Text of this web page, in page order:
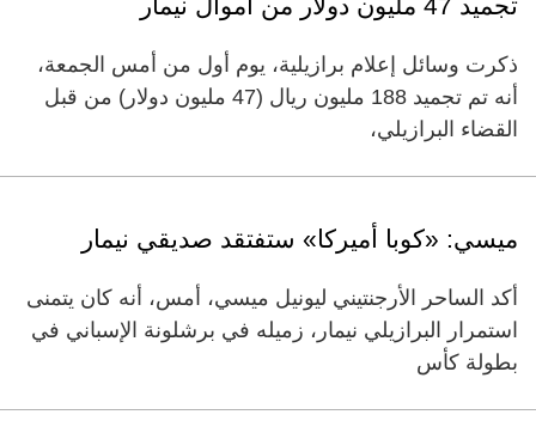
تجميد 47 مليون دولار من أموال نيمار
ذكرت وسائل إعلام برازيلية، يوم أول من أمس الجمعة،
أنه تم تجميد 188 مليون ريال (47 مليون دولار) من قبل
القضاء البرازيلي،
ميسي: «كوبا أميركا» ستفتقد صديقي نيمار
أكد الساحر الأرجنتيني ليونيل ميسي، أمس، أنه كان يتمنى
استمرار البرازيلي نيمار، زميله في برشلونة الإسباني في
بطولة كأس